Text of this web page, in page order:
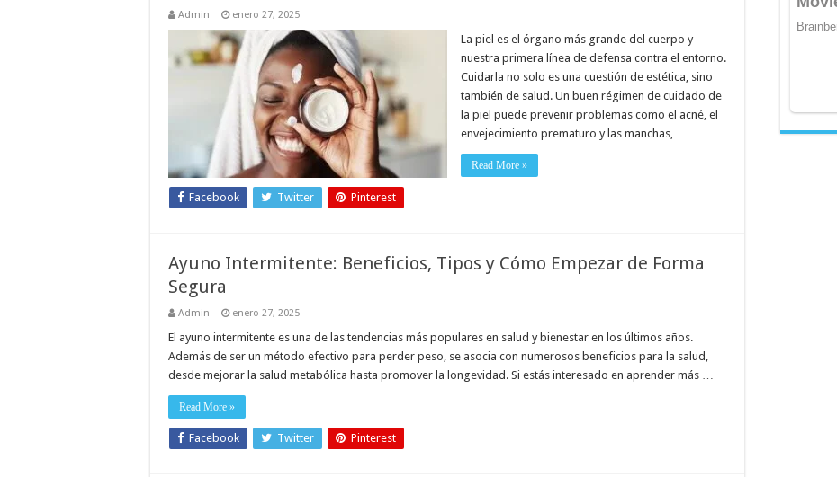
Admin enero 27, 2025
La piel es el órgano más grande del cuerpo y
nuestra primera línea de defensa contra el entorno.
Cuidarla no solo es una cuestión de estética, sino
también de salud. Un buen régimen de cuidado de
la piel puede prevenir problemas como el acné, el
envejecimiento prematuro y las manchas, …
Read More »
Facebook Twitter Pinterest
Ayuno Intermitente: Beneficios, Tipos y Cómo Empezar de Forma
Segura
Admin enero 27, 2025
El ayuno intermitente es una de las tendencias más populares en salud y bienestar en los últimos años.
Además de ser un método efectivo para perder peso, se asocia con numerosos beneficios para la salud,
desde mejorar la salud metabólica hasta promover la longevidad. Si estás interesado en aprender más …
Read More »
Facebook Twitter Pinterest